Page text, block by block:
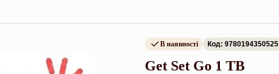
В наявності Код: 9780194350525
Get Set Go 1 TB